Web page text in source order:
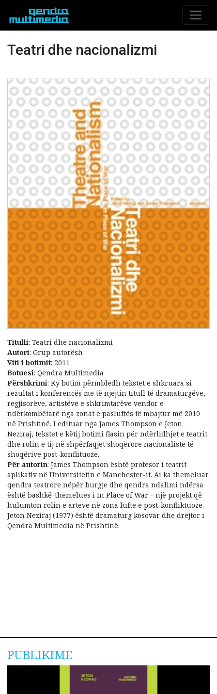
Teatri dhe nacionalizmi
Titulli: Teatri dhe nacionalizmi
Autori: Grup autorësh
Viti i botimit: 2011
Botuesi: Qendra Multimedia
Përshkrimi: Ky botim përmbledh tekstet e shkruara si
rezultat i konferencës me të njejtin titull të dramaturgëve,
regjisorëve, artistëve e shkrimtarëve vendor e
ndërkombëtarë nga zonat e pasluftës të mbajtur më 2010
në Prishtinë. I edituar nga James Thompson e Jeton
Neziraj, tekstet e këtij botimi flasin për ndërlidhjet e teatrit
dhe rolin e tij në shpërfaqjet shoqërore nacionaliste të
shoqërive post-konflituoze.
Për autorin: James Thompson është profesor i teatrit
aplikativ në Universitetin e Manchester-it. Ai ka themeluar
qendra teatrore nëpër burgje dhe qendra ndalimi ndërsa
është bashkë-themelues i In Place of War – një projekt që
hulumton rolin e arteve në zona lufte e post-konfliktuoze.
Jeton Neziraj (1977) është dramaturg kosovar dhe drejtor i
Qendra Multimedia në Prishtinë.
PUBLIKIME